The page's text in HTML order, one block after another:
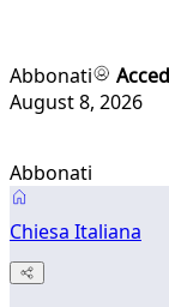
Abbonati
August 8, 2026
Abbonati
Chiesa Italiana